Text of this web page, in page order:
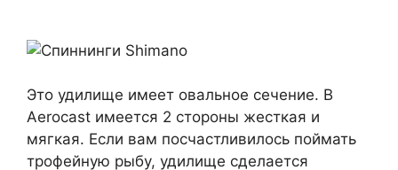
Это удилище имеет овальное сечение. В
Aerocast имеется 2 стороны жесткая и
мягкая. Если вам посчастливилось поймать
трофейную рыбу, удилище сделается